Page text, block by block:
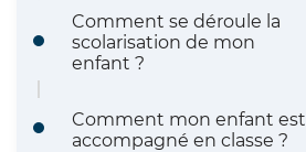
a
n
e
Comment se déroule la
scolarisation de mon
enfant ?
Comment mon enfant est
accompagné en classe ?